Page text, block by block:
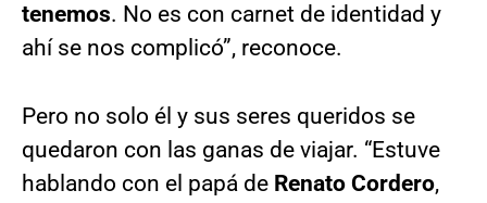
tenemos. No es con carnet de identidad y
ahí se nos complicó”, reconoce.
Pero no solo él y sus seres queridos se
quedaron con las ganas de viajar. “Estuve
hablando con el papá de Renato Cordero,